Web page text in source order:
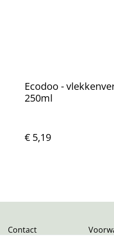
Ecodoo -
250ml
€ 5,19
Contact